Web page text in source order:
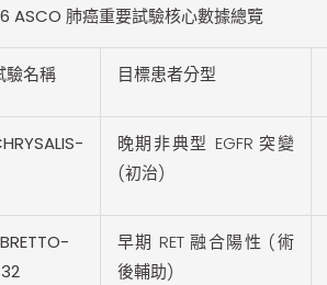
ASCO 肺癌重要試驗核心數據總覽
驗名稱 目標患者分型
晚期非典型 EGFR 突變
(初治)
早期 RET 融合陽性 (術
後輔助)